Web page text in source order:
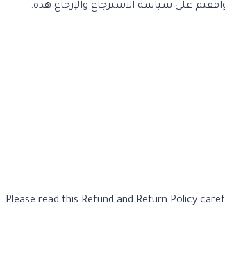
على سياسة الاسترجاع والإرجاع هذه.
read this Refund and Return Policy